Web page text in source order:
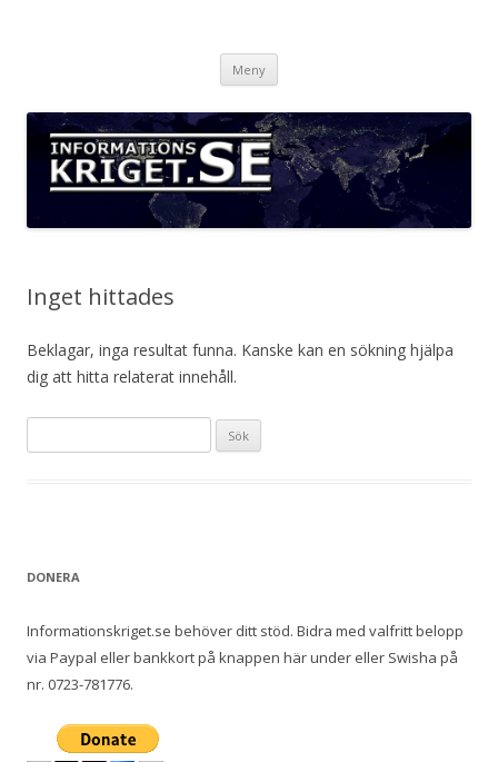
Meny
Inget hittades
Beklagar, inga resultat funna. Kanske kan en sökning hjälpa
dig att hitta relaterat innehåll.
efter:
DONERA
Informationskriget.se behöver ditt stöd. Bidra med valfritt belopp
via Paypal eller bankkort på knappen här under eller Swisha på
nr. 0723-781776.